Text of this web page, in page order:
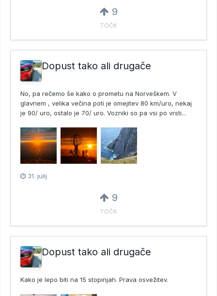
9
TOČK
Dopust tako ali drugače
No, pa rečemo še kako o prometu na Norveškem. V
glavnem , velika večina poti je omejitev 80 km/uro, nekaj
je 90/ uro, ostalo je 70/ uro. Vozniki so pa vsi po vrsti...
31. julij
9
TOČK
Dopust tako ali drugače
Kako je lepo biti na 15 stopinjah. Prava osvežitev.